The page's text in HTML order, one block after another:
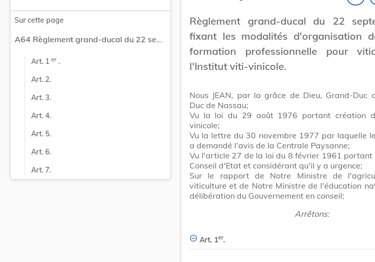
Sur cette page
A64 Règlement grand-ducal du 22 septembre 1978 fixant les modalités d'organisation des cours de formation professionnelle pour viticulteurs par l'Institut viti-vinicole.
Art. 1 er .
Art. 2.
Art. 3.
Art. 4.
Art. 5.
Art. 6.
Art. 7.
Règlement grand-ducal du 22
fixant les modalités d'organisation
formation professionnelle pour
l'Institut viti-vinicole.
Nous JEAN, par la grâce de Dieu, Grand-Duc
Duc de Nassau;
Vu la loi du 29 août 1976 portant création
vinicole;
Vu la lettre du 30 novembre 1977 par laquelle
a demandé l'avis de la Centrale Paysanne;
Vu l'article 27 de la loi du 8 février 1961 portant
Conseil d'Etat et considérant qu'il y a urgence;
Sur le rapport de Notre Ministre de
viticulture et de Notre Ministre de l'éducation
délibération du Gouvernement en conseil;
Arrêtons:
Art. 1er.